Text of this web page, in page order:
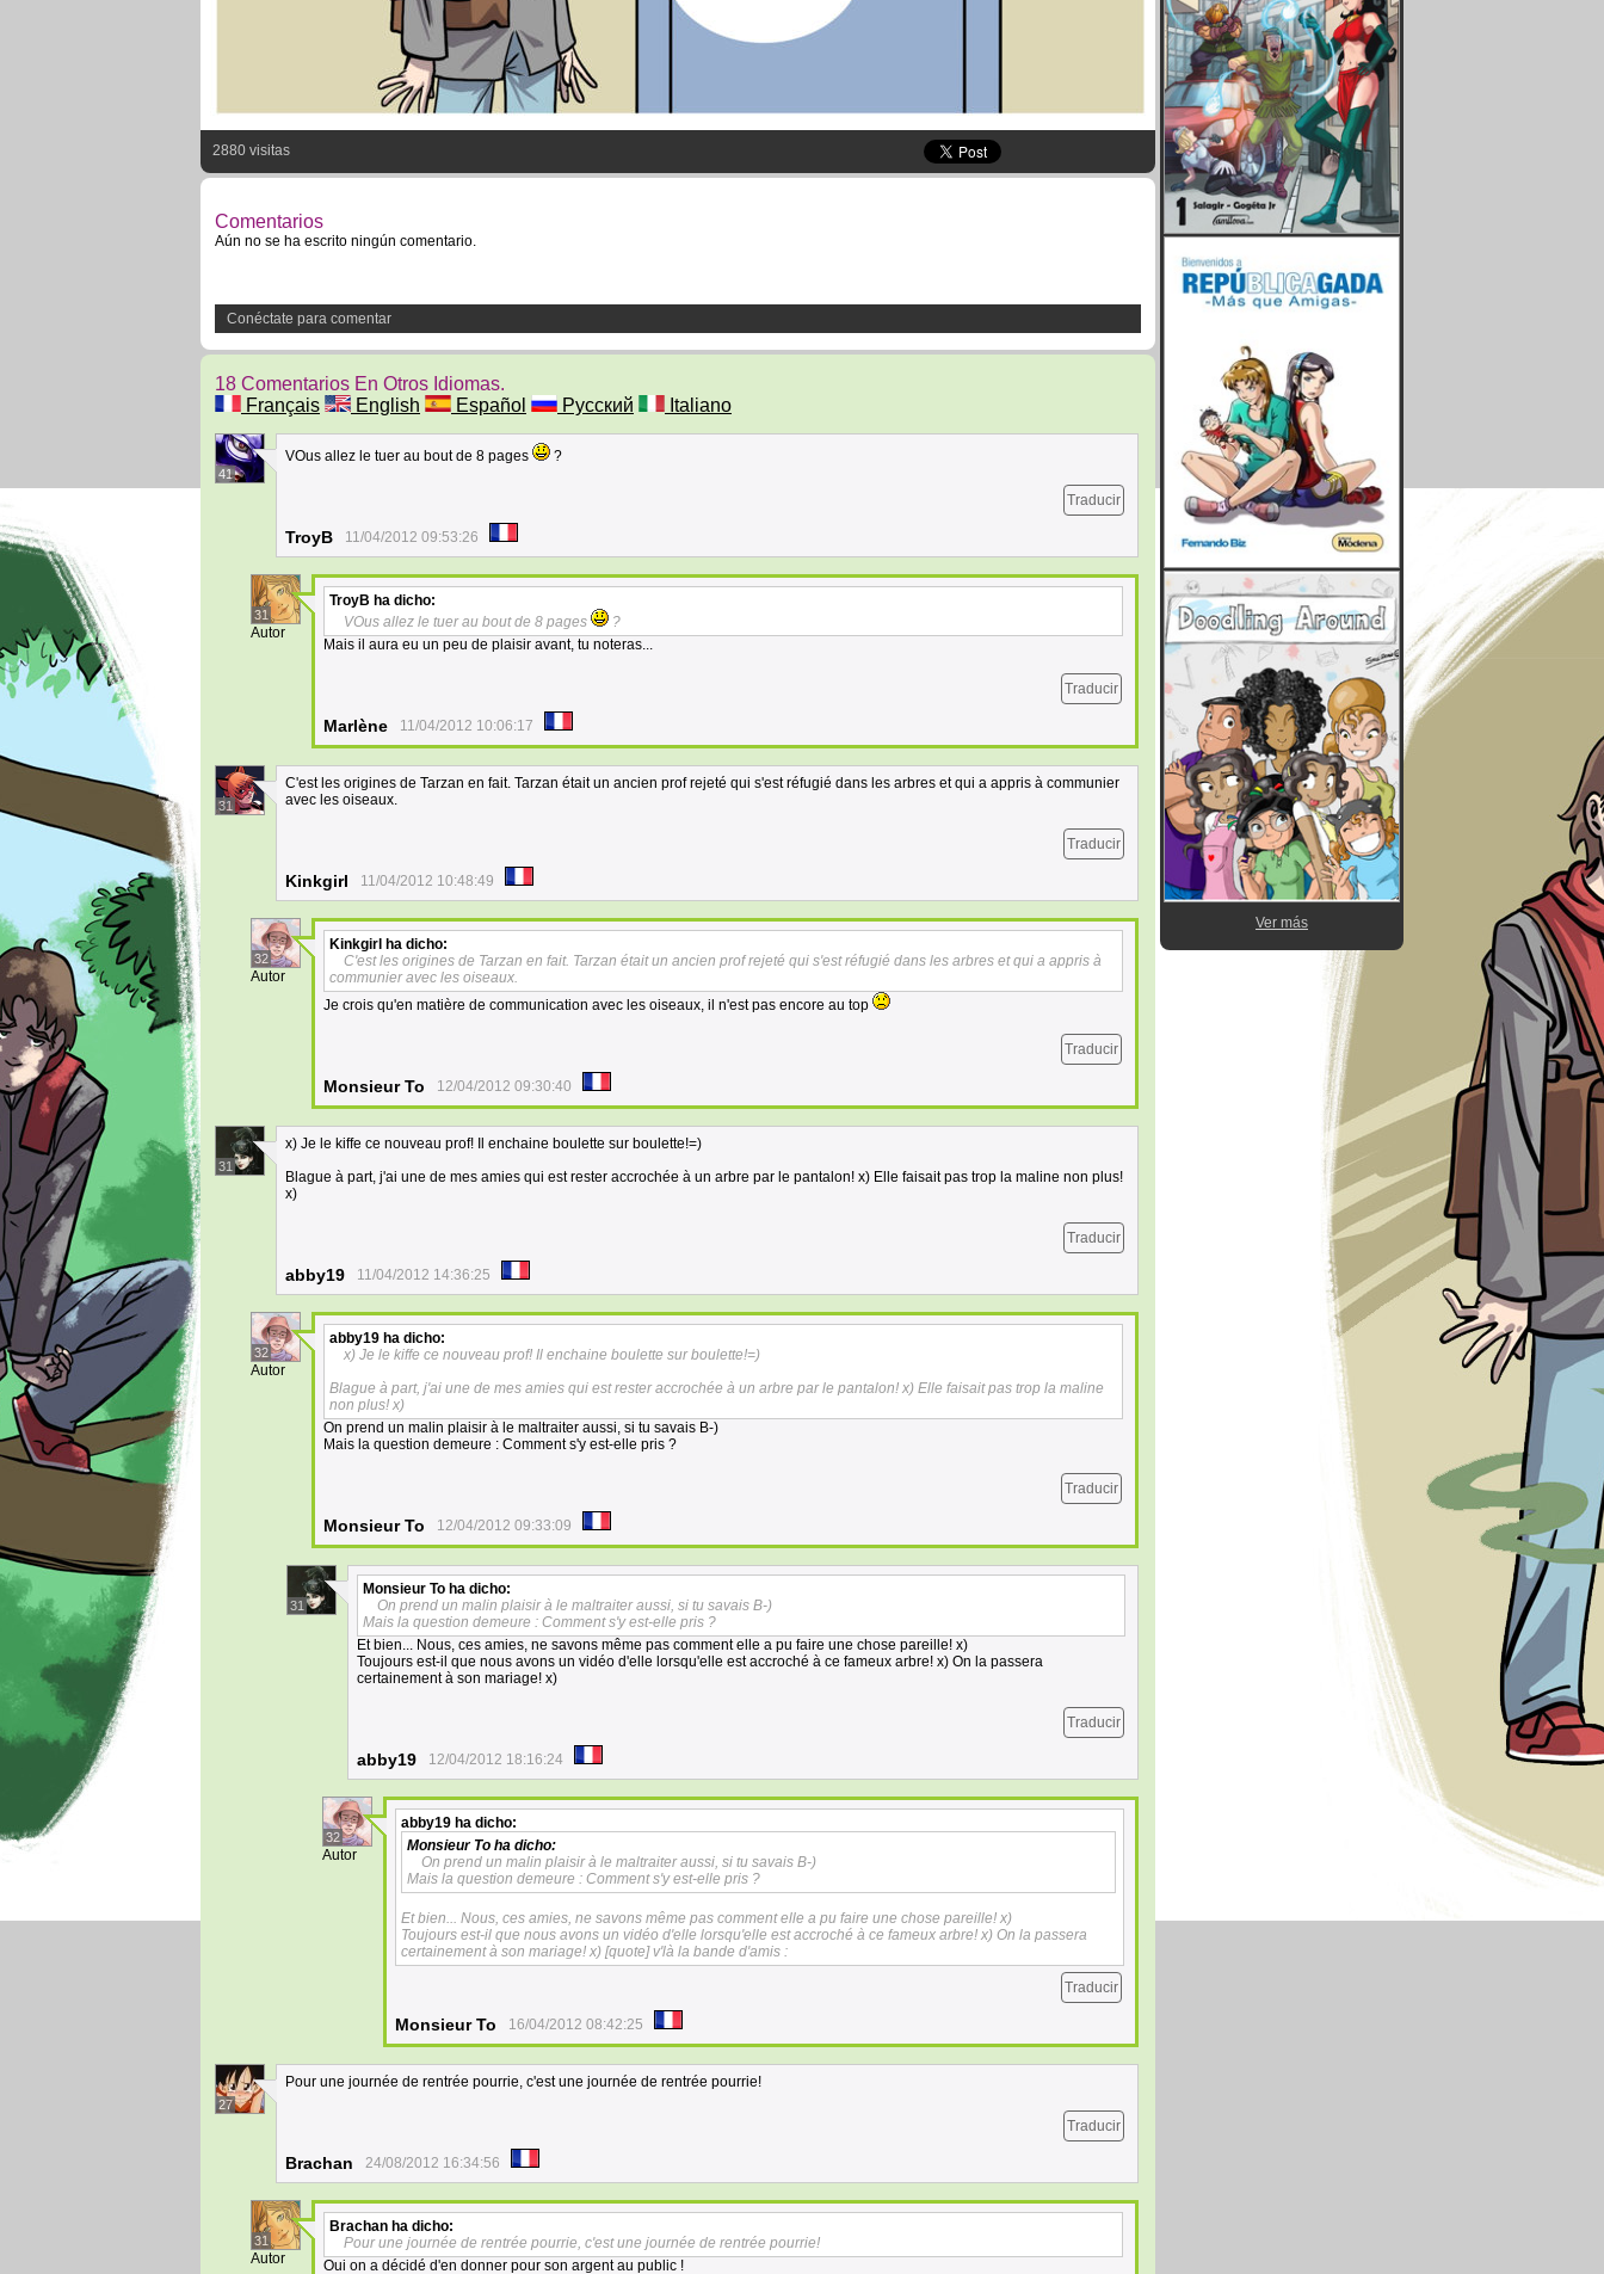
2880 visitas
Comentarios
Aún no se ha escrito ningún comentario.
Conéctate para comentar
18 Comentarios En Otros Idiomas.
Français
English Español Русский Italiano
41
VOus allez le tuer au bout de 8 pages ?
Traducir
TroyB 11/04/2012 09:53:26
31
Autor
TroyB ha dicho:
VOus allez le tuer au bout de 8 pages
?
Mais il aura eu un peu de plaisir avant, tu noteras...
Traducir
Marlène 11/04/2012 10:06:17
31
C'est les origines de Tarzan en fait. Tarzan était un ancien prof rejeté qui s'est réfugié dans les arbres et qui a appris à communier
avec les oiseaux.
Traducir
Kinkgirl 11/04/2012 10:48:49
32
Autor
Kinkgirl ha dicho:
C'est les origines de Tarzan en fait. Tarzan était un ancien prof rejeté qui s'est réfugié dans les arbres et qui a appris à
communier avec les oiseaux.
Je crois qu'en matière de communication avec les oiseaux, il n'est pas encore au top
Traducir
Monsieur To 12/04/2012 09:30:40
31
x) Je le kiffe ce nouveau prof! Il enchaine boulette sur boulette!=)
Blague à part, j'ai une de mes amies qui est rester accrochée à un arbre par le pantalon! x) Elle faisait pas trop la maline non plus!
x)
Traducir
abby19 11/04/2012 14:36:25
32
Autor
abby19 ha dicho:
x) Je le kiffe ce nouveau prof! Il enchaine boulette sur boulette!=)
Blague à part, j'ai une de mes amies qui est rester accrochée à un arbre par le pantalon! x) Elle faisait pas trop la maline
non plus! x)
On prend un malin plaisir à le maltraiter aussi, si tu savais B-)
Mais la question demeure : Comment s'y est-elle pris ?
Traducir
Monsieur To 12/04/2012 09:33:09
31
Monsieur To ha dicho:
On prend un malin plaisir à le maltraiter aussi, si tu savais B-)
Mais la question demeure : Comment s'y est-elle pris ?
Et bien... Nous, ces amies, ne savons même pas comment elle a pu faire une chose pareille! x)
Toujours est-il que nous avons un vidéo d'elle lorsqu'elle est accroché à ce fameux arbre! x) On la passera
certainement à son mariage! x)
Traducir
abby19 12/04/2012 18:16:24
32
Autor
abby19 ha dicho:
Monsieur To ha dicho:
On prend un malin plaisir à le maltraiter aussi, si tu savais B-)
Mais la question demeure : Comment s'y est-elle pris ?
Et bien... Nous, ces amies, ne savons même pas comment elle a pu faire une chose pareille! x)
Toujours est-il que nous avons un vidéo d'elle lorsqu'elle est accroché à ce fameux arbre! x) On la passera
certainement à son mariage! x) [quote] v'là la bande d'amis :
Traducir
Monsieur To 16/04/2012 08:42:25
27
Pour une journée de rentrée pourrie, c'est une journée de rentrée pourrie!
Traducir
Brachan 24/08/2012 16:34:56
31
Autor
Brachan ha dicho:
Pour une journée de rentrée pourrie, c'est une journée de rentrée pourrie!
Oui on a décidé d'en donner pour son argent au public !
Ver más